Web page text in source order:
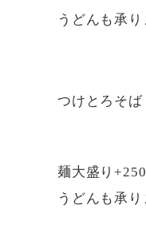
うどんも承り
つけとろそば
麺大盛り
うどんも承り